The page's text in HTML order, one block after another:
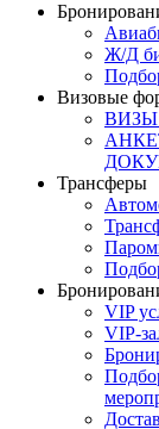
Ж/Д
Визовые
Трансферы
VIP
VIP-